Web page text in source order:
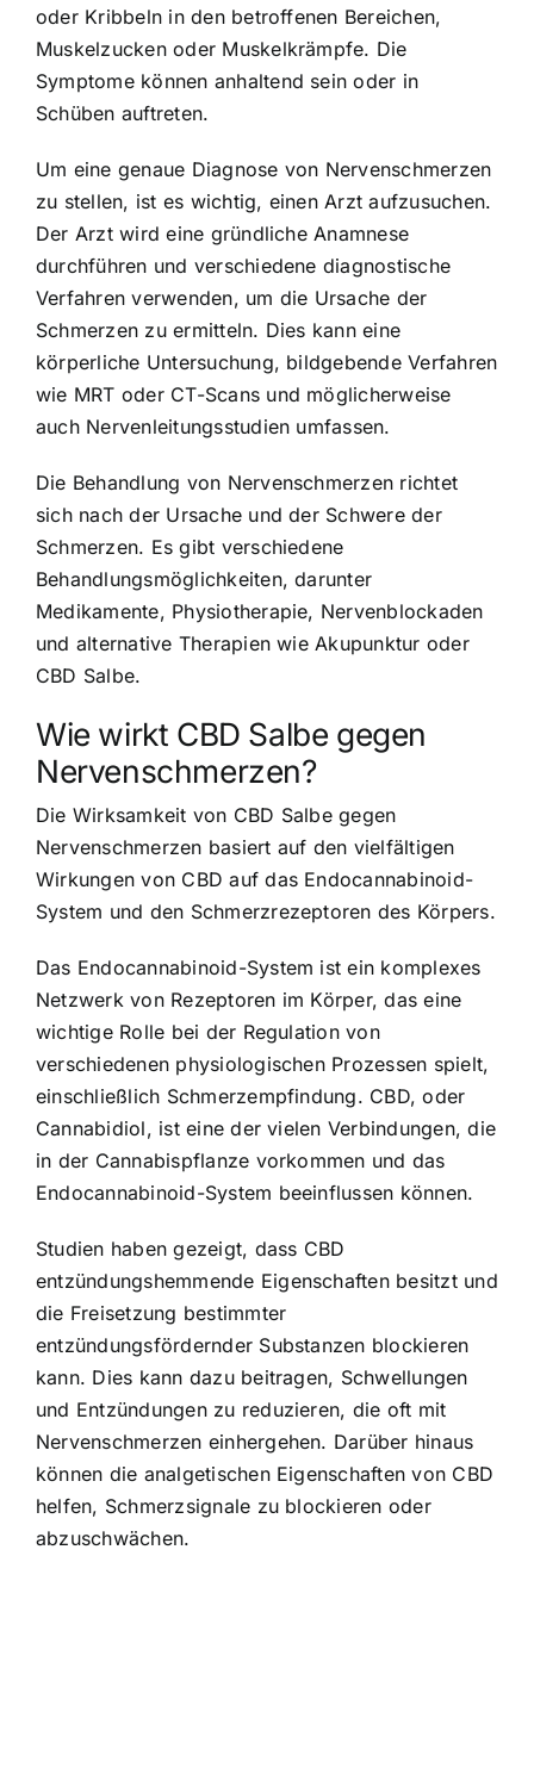
oder Kribbeln in den betroffenen Bereichen,
Muskelzucken oder Muskelkrämpfe. Die
Symptome können anhaltend sein oder in
Schüben auftreten.
Um eine genaue Diagnose von Nervenschmerzen
zu stellen, ist es wichtig, einen Arzt aufzusuchen.
Der Arzt wird eine gründliche Anamnese
durchführen und verschiedene diagnostische
Verfahren verwenden, um die Ursache der
Schmerzen zu ermitteln. Dies kann eine
körperliche Untersuchung, bildgebende Verfahren
wie MRT oder CT-Scans und möglicherweise
auch Nervenleitungsstudien umfassen.
Die Behandlung von Nervenschmerzen richtet
sich nach der Ursache und der Schwere der
Schmerzen. Es gibt verschiedene
Behandlungsmöglichkeiten, darunter
Medikamente, Physiotherapie, Nervenblockaden
und alternative Therapien wie Akupunktur oder
CBD Salbe.
Wie wirkt CBD Salbe gegen
Nervenschmerzen?
Die Wirksamkeit von CBD Salbe gegen
Nervenschmerzen basiert auf den vielfältigen
Wirkungen von CBD auf das Endocannabinoid-
System und den Schmerzrezeptoren des Körpers.
Das Endocannabinoid-System ist ein komplexes
Netzwerk von Rezeptoren im Körper, das eine
wichtige Rolle bei der Regulation von
verschiedenen physiologischen Prozessen spielt,
einschließlich Schmerzempfindung. CBD, oder
Cannabidiol, ist eine der vielen Verbindungen, die
in der Cannabispflanze vorkommen und das
Endocannabinoid-System beeinflussen können.
Studien haben gezeigt, dass CBD
entzündungshemmende Eigenschaften besitzt und
die Freisetzung bestimmter
entzündungsfördernder Substanzen blockieren
kann. Dies kann dazu beitragen, Schwellungen
und Entzündungen zu reduzieren, die oft mit
Nervenschmerzen einhergehen. Darüber hinaus
können die analgetischen Eigenschaften von CBD
helfen, Schmerzsignale zu blockieren oder
abzuschwächen.